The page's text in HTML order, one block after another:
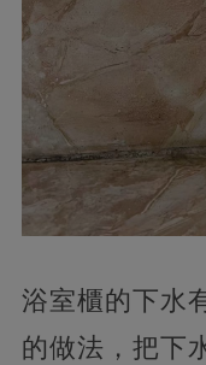
浴室櫃的下水
的做法，把下